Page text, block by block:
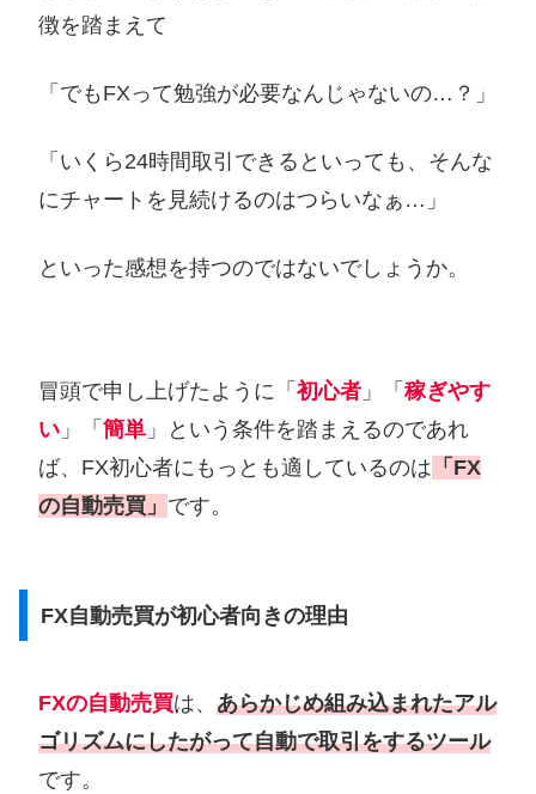
徴を踏まえて
「でもFXって勉強が必要なんじゃないの…？」
「いくら24時間取引できるといっても、そんな
にチャートを見続けるのはつらいなぁ…」
といった感想を持つのではないでしょうか。
冒頭で申し上げたように「 初心者 」「 稼ぎやす
い 」「 簡単 」という条件を踏まえるのであれ
ば、FX初心者にもっとも適しているのは 「FX
の自動売買」 です。
FX自動売買が初心者向きの理由
FXの自動売買は、 あらかじめ組み込まれたアル
ゴリズムにしたがって自動で取引をするツール
です。